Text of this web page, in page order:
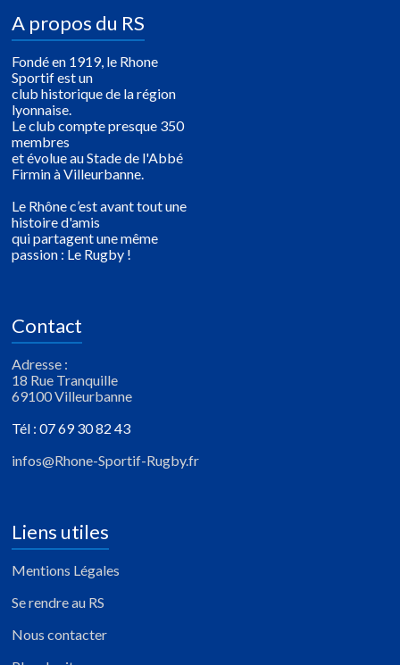
A propos du RS
Fondé en 1919, le Rhone
Sportif est un
club historique de la région
lyonnaise.
Le club compte presque 350
membres
et évolue au Stade de l'Abbé
Firmin à Villeurbanne.
Le Rhône c’est avant tout une
histoire d'amis
qui partagent une même
passion : Le Rugby !
Contact
Adresse :
18 Rue Tranquille
69100 Villeurbanne
Tél : 07 69 30 82 43
infos@Rhone-Sportif-Rugby.fr
Liens utiles
Mentions Légales
Se rendre au RS
Nous contacter